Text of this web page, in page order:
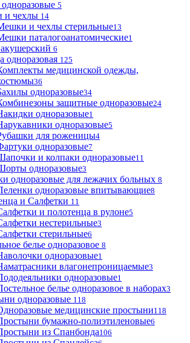
5
и чехлы 14
и чехлы стерильные13
паталогоанатомические1
6
одноразовая 125
медицинской одежды,
36
одноразовые34
защитные одноразовые24
одноразовые1
одноразовые5
для роженицы4
одноразовые7
и колпаки одноразовые11
одноразовые3
одноразовые для лежачих больных 8
одноразовые впитывающие8
и Салфетки 11
и полотенца в рулоне5
нестерильные3
стерильные6
белье одноразовое 8
одноразовые1
влагонепроницаемые3
одноразовые1
белье одноразовое в наборах3
одноразовые 118
медицинские простыни118
бумажно-полиэтиленовые6
из Спанбонда106